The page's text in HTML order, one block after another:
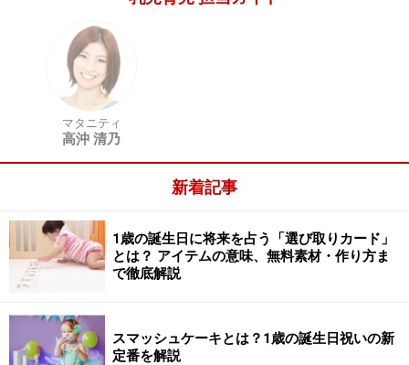
マタニティ
高沖 清乃
新着記事
1歳の誕生日に将来を占う「選び取りカード」
とは？ アイテムの意味、無料素材・作り方ま
で徹底解説
スマッシュケーキとは？1歳の誕生日祝いの新
定番を解説